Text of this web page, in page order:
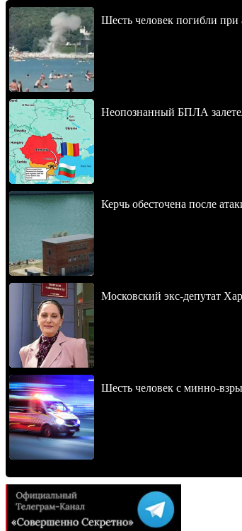
Шесть человек погибли
Неопознанный БПЛА
Керчь обесточена после
Московский экс-депутат
Шесть человек с минно-